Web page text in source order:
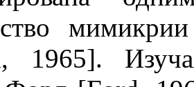
, 1965].